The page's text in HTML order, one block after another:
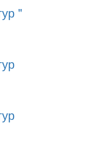
"